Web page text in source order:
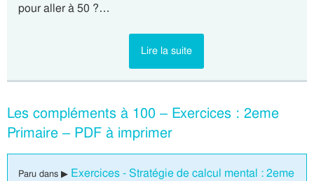
pour aller à 50 ?…
Lire la suite
Les compléments à 100 – Exercices : 2eme
Primaire – PDF à imprimer
Paru dans ▶ Exercices - Stratégie de calcul mental : 2eme